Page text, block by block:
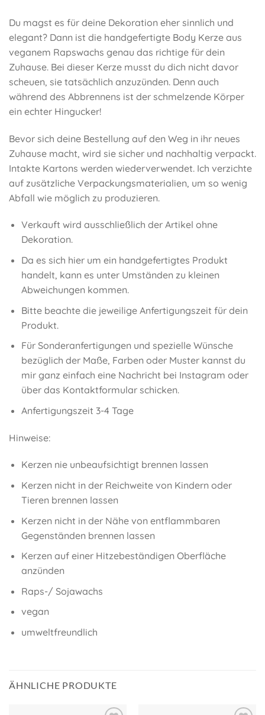
Du magst es für deine Dekoration eher sinnlich und
elegant? Dann ist die handgefertigte Body Kerze aus
veganem Rapswachs genau das richtige für dein
Zuhause. Bei dieser Kerze musst du dich nicht davor
scheuen, sie tatsächlich anzuzünden. Denn auch
während des Abbrennens ist der schmelzende Körper
ein echter Hingucker!
Bevor sich deine Bestellung auf den Weg in ihr neues
Zuhause macht, wird sie sicher und nachhaltig verpackt.
Intakte Kartons werden wiederverwendet. Ich verzichte
auf zusätzliche Verpackungsmaterialien, um so wenig
Abfall wie möglich zu produzieren.
Verkauft wird ausschließlich der Artikel ohne
Dekoration.
Da es sich hier um ein handgefertigtes Produkt
handelt, kann es unter Umständen zu kleinen
Abweichungen kommen.
Bitte beachte die jeweilige Anfertigungszeit für dein
Produkt.
Für Sonderanfertigungen und spezielle Wünsche
bezüglich der Maße, Farben oder Muster kannst du
mir ganz einfach eine Nachricht bei Instagram oder
über das Kontaktformular schicken.
Anfertigungszeit 3-4 Tage
Hinweise:
Kerzen nie unbeaufsichtigt brennen lassen
Kerzen nicht in der Reichweite von Kindern oder
Tieren brennen lassen
Kerzen nicht in der Nähe von entflammbaren
Gegenständen brennen lassen
Kerzen auf einer Hitzebeständigen Oberfläche
anzünden
Raps-/ Sojawachs
vegan
umweltfreundlich
ÄHNLICHE PRODUKTE